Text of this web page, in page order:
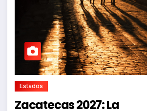
Estados
Zacatecas 2027: La